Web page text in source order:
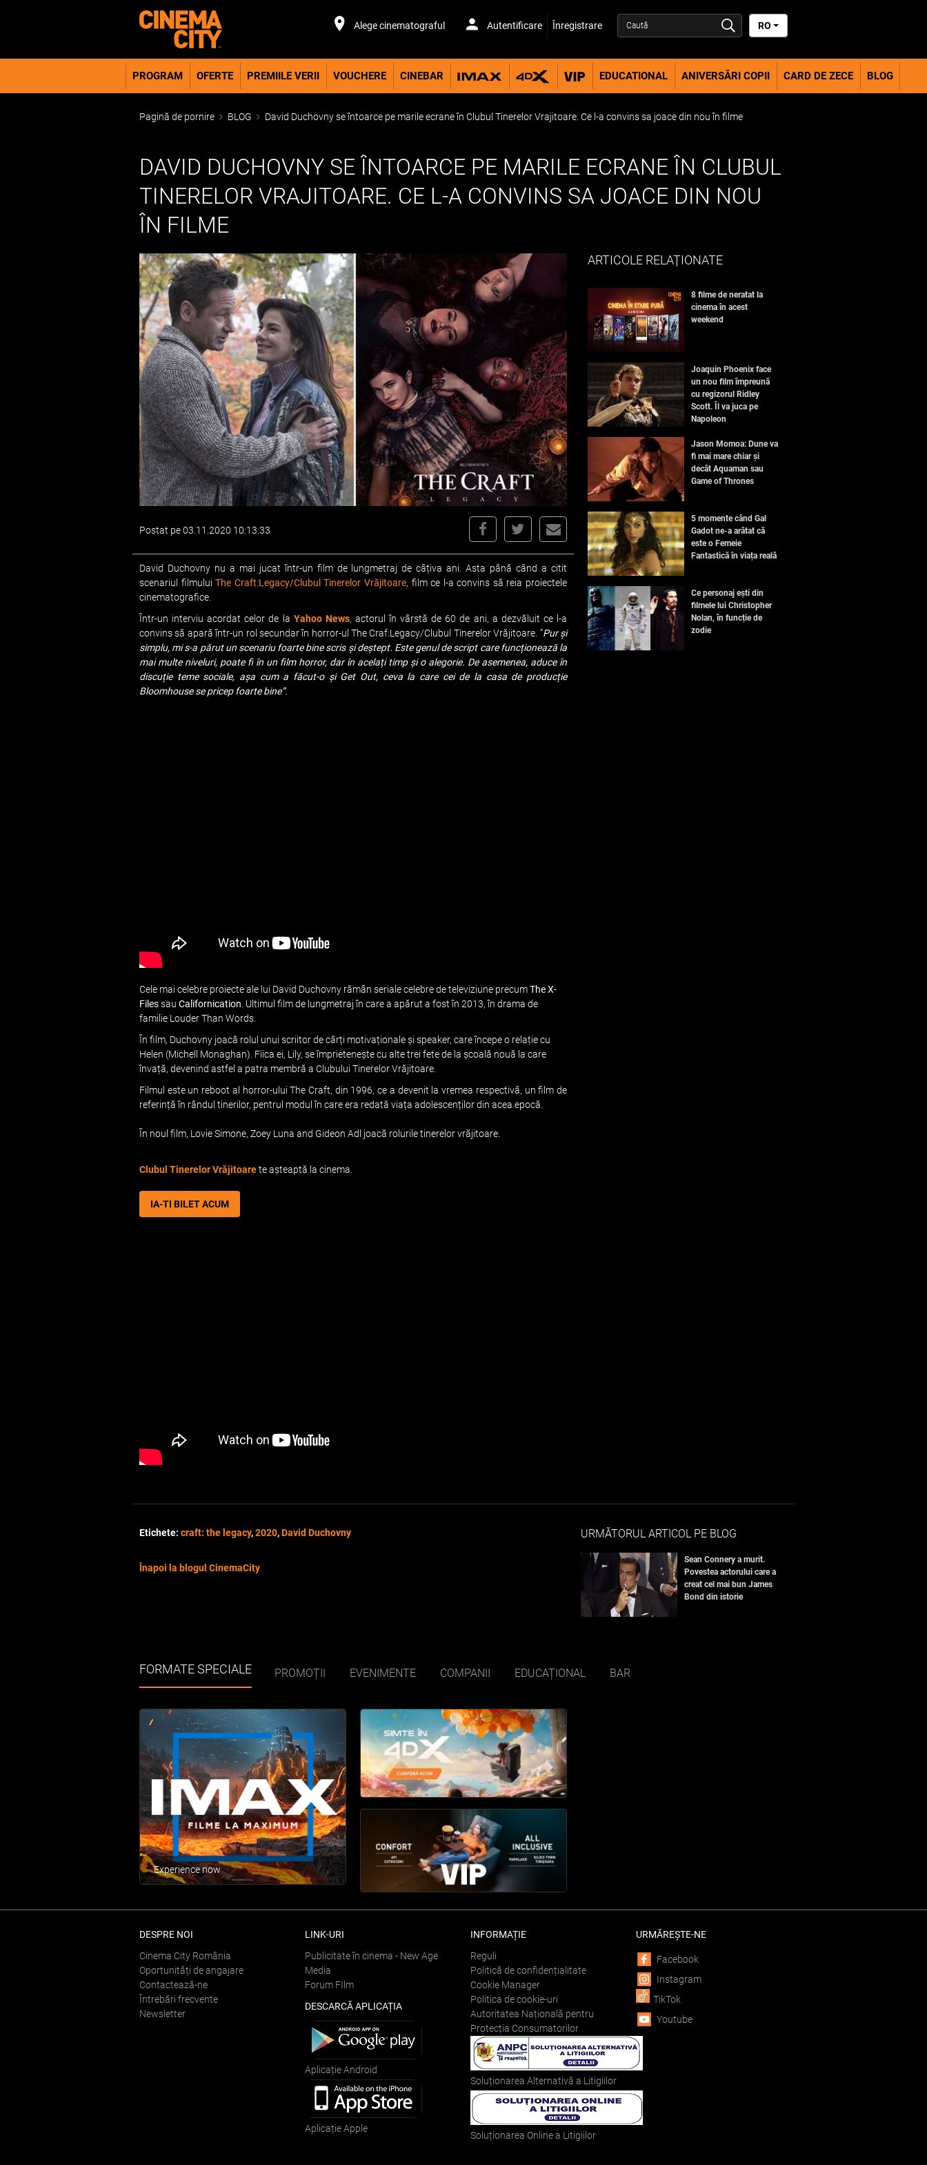
Alege cinematograful Autentificare Înregistrare RO
PROGRAM OFERTE PREMIILE VERII VOUCHERE CINEBAR EDUCATIONAL ANIVERSĂRI COPII CARD DE ZECE BLOG
Pagină de pornire BLOG David Duchovny se întoarce pe marile ecrane în Clubul Tinerelor Vrajitoare. Ce l-a convins sa joace din nou în filme
DAVID DUCHOVNY SE ÎNTOARCE PE MARILE ECRANE ÎN CLUBUL
TINERELOR VRAJITOARE. CE L-A CONVINS SA JOACE DIN NOU
ÎN FILME
Postat pe 03.11.2020 10:13:33
David Duchovny nu a mai jucat într-un film de lungmetraj de câțiva ani. Asta până când a citit
scenariul filmuluiThe Craft:Legacy/Clubul Tinerelor Vrăjitoare, film ce l-a convins să reia proiectele
cinematografice.
Într-un interviu acordat celor de la Yahoo News, actorul în vârstă de 60 de ani, a dezvăluit ce l-a
convins să apară într-un rol secundar în horror-ul The Craf:Legacy/Clubul Tinerelor Vrăjitoare. ”Pur și
simplu, mi s-a părut un scenariu foarte bine scris și deștept. Este genul de script care funcționează la
mai multe niveluri, poate fi în un film horror, dar în acelați timp și o alegorie. De asemenea, aduce în
discuție teme sociale, așa cum a făcut-o și Get Out, ceva la care cei de la casa de producție
Bloomhouse se pricep foarte bine”.
Cele mai celebre proiecte ale lui David Duchovny rămân seriale celebre de televiziune precumThe X-
Filessau Californication . Ultimul film de lungmetraj în care a apărut a fost în 2013, în drama de
familie Louder Than Words.
În film, Duchovny joacă rolul unui scriitor de cărți motivaționale și speaker, care începe o relație cu
Helen (Michell Monaghan). Fiica ei, Lily, se împrietenește cu alte trei fete de la școală nouă la care
învață, devenind astfel a patra membră a Clubului Tinerelor Vrăjitoare.
Filmul este un reboot al horror-ului The Craft, din 1996, ce a devenit la vremea respectivă, un film de
referință în rândul tinerilor, pentrul modul în care era redată viața adolescenților din acea epocă.
În noul film, Lovie Simone, Zoey Luna and Gideon Adl joacă rolurile tinerelor vrăjitoare.
Clubul Tinerelor Vrăjitoarete așteaptă la cinema.
IA-TI BILET ACUM
ARTICOLE RELAȚIONATE
8 filme de neratat la
cinema în acest
weekend
Joaquin Phoenix face
un nou film împreună
cu regizorul Ridley
Scott. Îl va juca pe
Napoleon
Jason Momoa: Dune va
fi mai mare chiar și
decât Aquaman sau
Game of Thrones
5 momente când Gal
Gadot ne-a arătat că
este o Femeie
Fantastică în viața reală
Ce personaj ești din
filmele lui Christopher
Nolan, în funcție de
zodie
Etichete: craft: the legacy,2020,David Duchovny
Înapoi la blogul CinemaCity
URMĂTORUL ARTICOL PE BLOG
Sean Connery a murit.
Povestea actorului care a
creat cel mai bun James
Bond din istorie
FORMATE SPECIALE PROMOȚII EVENIMENTE COMPANII EDUCAȚIONAL BAR
Experience now
DESPRE NOI
Cinema City România
Oportunități de angajare
Contactează-ne
Întrebări frecvente
Newsletter
LINK-URI
Publicitate în cinema - New Age
Media
Forum FIlm
DESCARCĂ APLICAȚIA
Aplicație Android
Aplicație Apple
INFORMAȚIE
Reguli
Politică de confidențialitate
Cookie Manager
Politica de cookie-uri
Autoritatea Națională pentru
Protecția Consumatorilor
Soluționarea Alternativă a Litigiilor
Soluționarea Online a Litigiilor
URMĂREȘTE-NE
Facebook
Instagram
TikTok
Youtube